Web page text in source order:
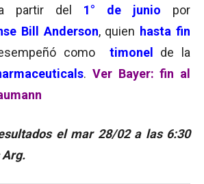
partir del 1° de junio por
Bill Anderson, quien hasta fin
como timonel de la
.Ver Bayer: fin al
el mar 28/02 a las 6:30
Arg.